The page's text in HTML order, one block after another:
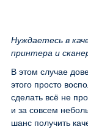
Нуждаетесь в
принтера и
В этом случае
этого просто
сделать всё не
и за совсем
шанс получить